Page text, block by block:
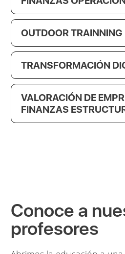
OUTDOOR TRAINNING
TRANSFORMACIÓN
VALORACIÓN DE
FINANZAS
Conoce a
profesores